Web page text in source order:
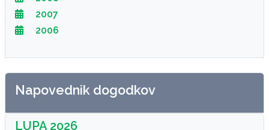
2007
2006
Napovednik dogodkov
LUPA 2026